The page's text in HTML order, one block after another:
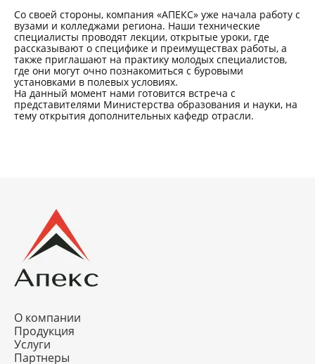
Со своей стороны, компания «АПЕКС» уже начала работу с
вузами и колледжами региона. Наши технические
специалисты проводят лекции, открытые уроки, где
рассказывают о специфике и преимуществах работы, а
также приглашают на практику молодых специалистов,
где они могут очно познакомиться с буровыми
установками в полевых условиях.
На данный момент нами готовится встреча с
представителями Министерства образования и науки, на
тему открытия дополнительных кафедр отрасли.
О компании
Продукция
Услуги
Партнеры